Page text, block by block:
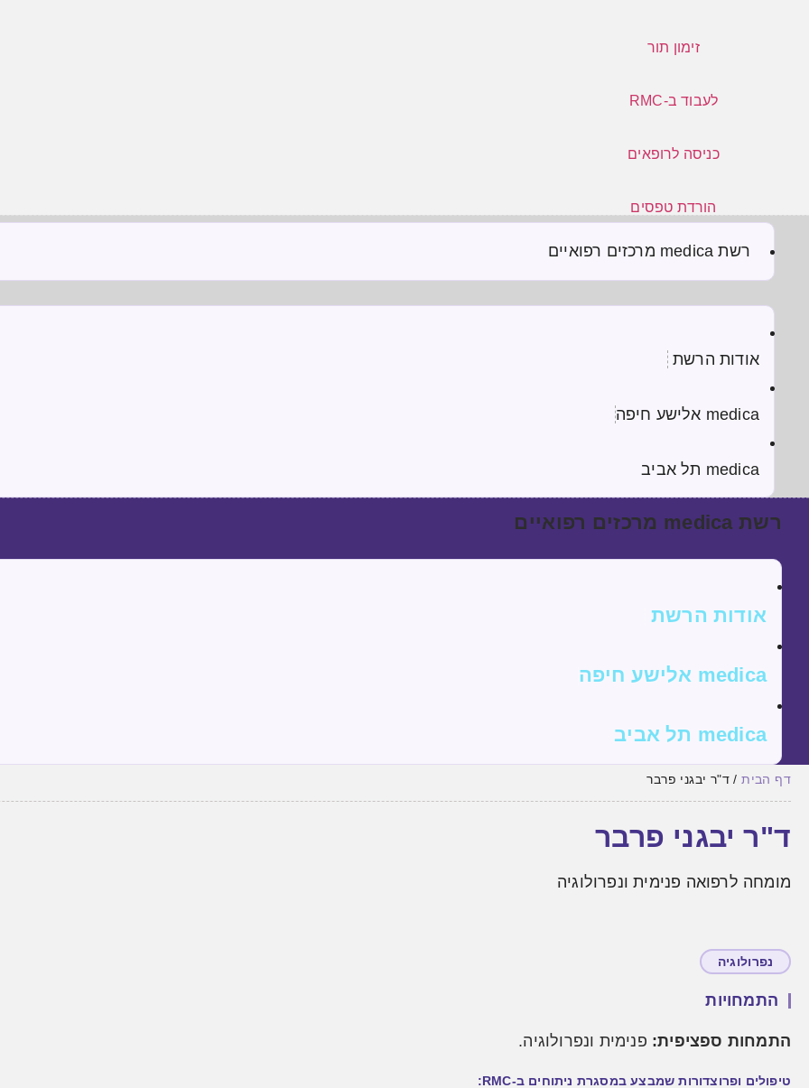
זימון תור
לעבוד ב-RMC
כניסה לרופאים
הורדת טפסים
רשת medica מרכזים רפואיים
אודות הרשת
medica אלישע חיפה
medica תל אביב
רשת medica מרכזים רפואיים
אודות הרשת
medica אלישע חיפה
medica תל אביב
דף הבית/ד"ר יבגני פרבר
ד"ר יבגני פרבר
מומחה לרפואה פנימית ונפרולוגיה
נפרולוגיה
התמחויות
התמחות ספציפית: פנימית ונפרולוגיה.
טיפולים ופרוצדורות שמבצע במסגרת ניתוחים ב-RMC: